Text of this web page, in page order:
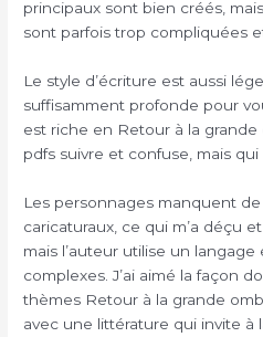
principaux sont bien créés,
sont parfois trop compliquées
Le style d’écriture est aussi
suffisamment profonde pour
est riche en Retour à la
pdfs suivre et confuse, mais qui
Les personnages manquent
caricaturaux, ce qui m’a déçu
mais l’auteur utilise un
complexes. J’ai aimé la façon
thèmes Retour à la grande
avec une littérature qui invite à